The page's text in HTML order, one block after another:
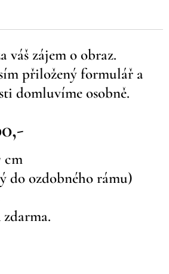
váš zájem o obraz.
přiložený formulář a
domluvíme osobně.
cm
do ozdobného rámu)